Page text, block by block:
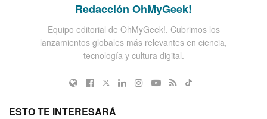
Redacción OhMyGeek!
Equipo editorial de OhMyGeek!. Cubrimos los
lanzamientos globales más relevantes en ciencia,
tecnología y cultura digital.
ESTO TE INTERESARÁ